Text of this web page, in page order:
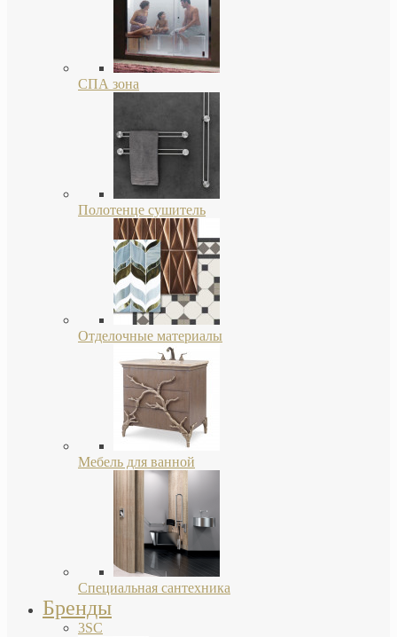
СПА зона
Полотенце сушитель
Отделочные материалы
Мебель для ванной
Специальная сантехника
Бренды
3SC